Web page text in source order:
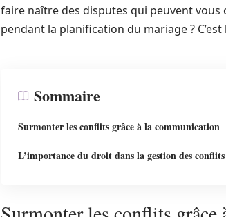
faire naître des disputes qui peuvent
pendant la planification du mariage ?
Sommaire
Surmonter les conflits grâce à la communication
L’importance du droit dans la gestion des conflits